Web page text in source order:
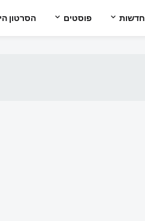
חדשות פוסטים הסרטון